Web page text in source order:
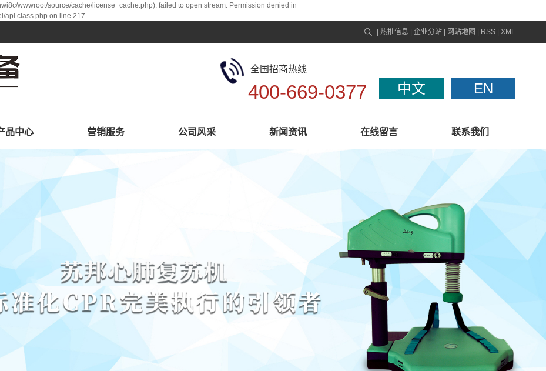
wwwroot/source/cache/license_cache.php): failed to open stream: Permission denied in
api.class.php on line 217
热推信息 企业分站 网站地图 RSS XML
全国招商热线
400-669-0377 中文 EN
品中心
命支持系列
诊断系列
营销服务 公司风采 新闻资讯 在线留言 联系我们
联系我们